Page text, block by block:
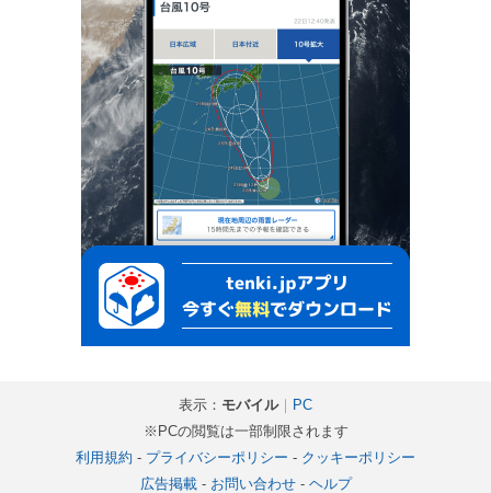
表示： モバイル｜
PC
※PCの閲覧は一部制限されます
利用規約 - プライバシーポリシー - クッキーポリシー
広告掲載- お問い合わせ- ヘルプ